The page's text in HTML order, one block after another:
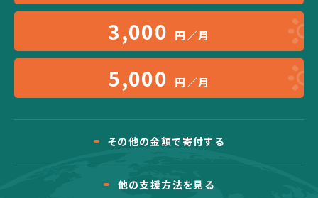
3,000 円／月
5,000 円／月
その他の金額で寄付する
他の支援方法を見る